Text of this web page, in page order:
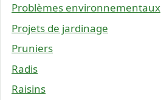
Problèmes environnementaux
Projets de jardinage
Pruniers
Radis
Raisins